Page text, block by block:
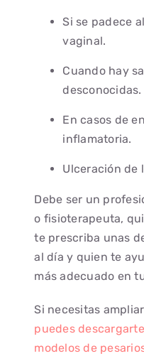
Si se padece
vaginal.
Cuando hay
desconocidas.
En casos de
inflamatoria.
Ulceración de
Debe ser un
o fisioterapeuta,
te prescriba unas
al día y quien te
más adecuado en
Si necesitas
puedes
modelos de